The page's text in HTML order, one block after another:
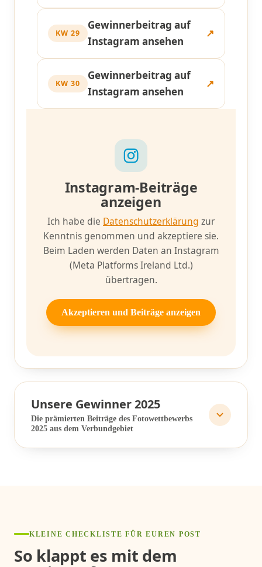
KW 29
Gewinnerbeitrag auf
Instagram ansehen
↗
KW 30
Gewinnerbeitrag auf
Instagram ansehen
↗
Instagram-Beiträge
anzeigen
Ich habe die Datenschutzerklärung zur
Kenntnis genommen und akzeptiere sie.
Beim Laden werden Daten an Instagram
(Meta Platforms Ireland Ltd.)
übertragen.
Akzeptieren und Beiträge anzeigen
Unsere Gewinner 2025
Die prämierten Beiträge des Fotowettbewerbs
2025 aus dem Verbundgebiet
KLEINE CHECKLISTE FÜR EUREN POST
So klappt es mit dem